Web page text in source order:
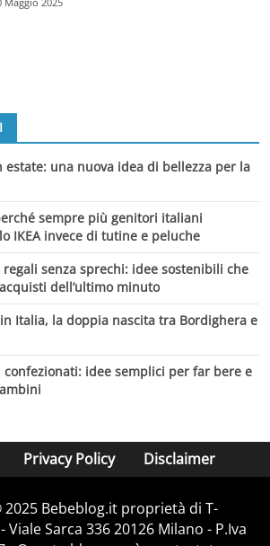
estate: una nuova idea di bellezza per la
sempre più genitori italiani
IKEA invece di tutine e peluche
regali senza sprechi: idee sostenibili che
dell’ultimo minuto
Italia, la doppia nascita tra Bordighera e
idee semplici per far bere e
Privacy Policy Disclaimer
Bebeblog.it proprietà di T-
Viale Sarca 336 20126 Milano - P.Iva